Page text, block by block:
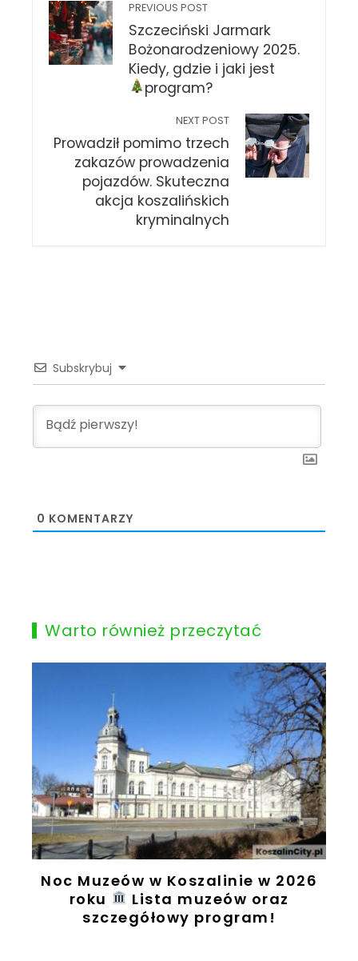
PREVIOUS POST
Szczeciński Jarmark
Bożonarodzeniowy 2025.
Kiedy, gdzie i jaki jest
program?
NEXT POST
Prowadził pomimo trzech
zakazów prowadzenia
pojazdów. Skuteczna
akcja koszalińskich
kryminalnych
Subskrybuj
0 KOMENTARZY
Warto również przeczytać
Noc Muzeów w Koszalinie w 2026
roku
Lista muzeów oraz
szczegółowy program!